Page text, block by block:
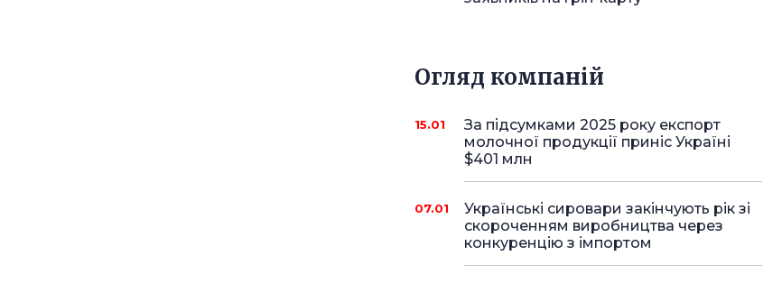
Огляд компаній
15.01
За підсумками 2025 року експорт
молочної продукції приніс Україні
$401 млн
07.01
Українські сировари закінчують рік зі
скороченням виробництва через
конкуренцію з імпортом